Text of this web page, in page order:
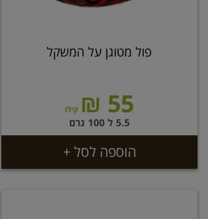
פול מטוגן על המשקל
55 ₪ קילו
5.5 ל 100 גרם
הוספה לסל +